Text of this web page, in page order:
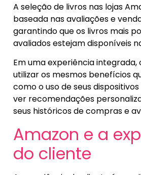
A seleção de livros nas lojas
baseada nas avaliações e
garantindo que os livros mais
avaliados estejam disponíveis
Em uma experiência
utilizar os mesmos benefícios
como o uso de seus
ver recomendações
seus históricos de compras e
Amazon e a
do cliente